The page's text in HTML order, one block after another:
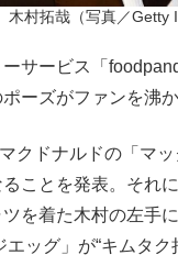
木村拓哉（写真／Getty
サービス「
ーズがファンを沸か
クドナルドの「マ
ことを発表。それ
を着た木村の左手
ッグ」が“キムタク